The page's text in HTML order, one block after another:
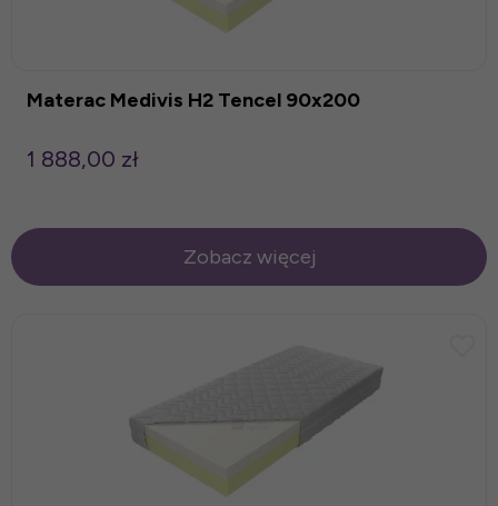
Materac Medivis H2 Tencel 90x200
1 888,00 zł
Zobacz więcej